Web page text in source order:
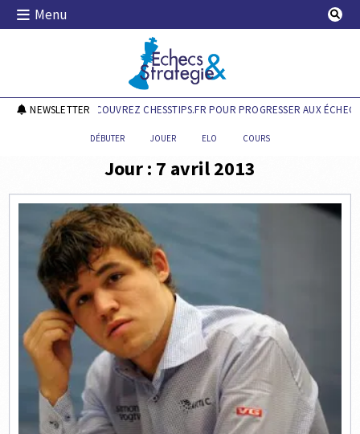
Skip
Menu
Echecs & Stratégie
NEWSLETTERDÉCOUVREZ CHESSTIPS.FR POUR PROGRESSER AUX ÉCHECS
DÉBUTER JOUER ELO COURS
Jour : 7 avril 2013